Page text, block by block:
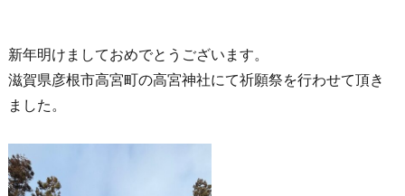
新年明けましておめでとうございます。
滋賀県彦根市高宮町の高宮神社にて祈願祭を行わせて頂き
ました。